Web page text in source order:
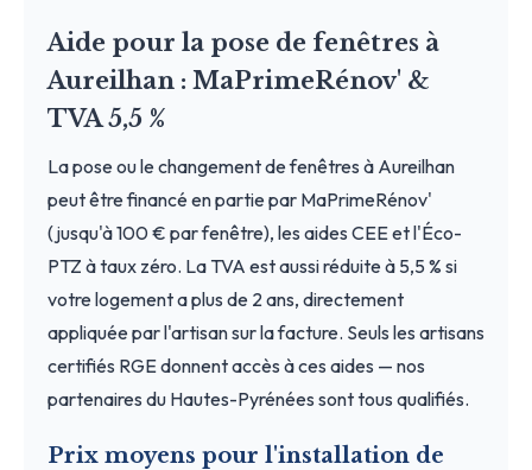
Aide pour la pose de fenêtres à
Aureilhan : MaPrimeRénov' &
TVA 5,5 %
La pose ou le changement de fenêtres à Aureilhan
peut être financé en partie par MaPrimeRénov'
(jusqu'à 100 € par fenêtre), les aides CEE et l'Éco-
PTZ à taux zéro. La TVA est aussi réduite à 5,5 % si
votre logement a plus de 2 ans, directement
appliquée par l'artisan sur la facture. Seuls les artisans
certifiés RGE donnent accès à ces aides — nos
partenaires du Hautes-Pyrénées sont tous qualifiés.
Prix moyens pour l'installation de